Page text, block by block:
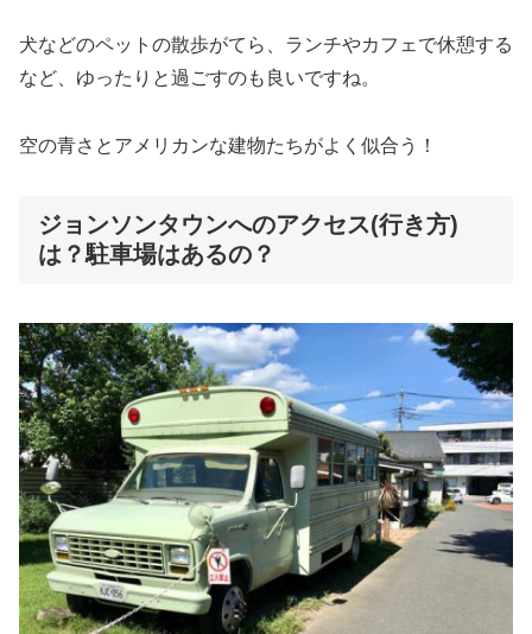
犬などのペットの散歩がてら、ランチやカフェで休憩する
など、ゆったりと過ごすのも良いですね。
空の青さとアメリカンな建物たちがよく似合う！
ジョンソンタウンへのアクセス(行き方)
は？駐車場はあるの？